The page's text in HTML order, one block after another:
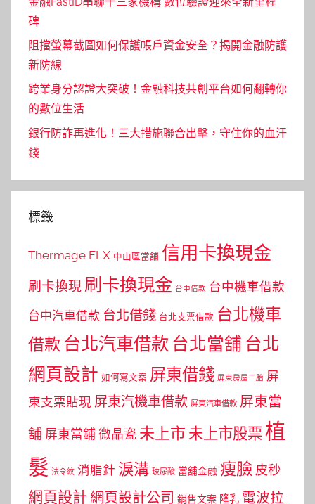
碑
阻擋螢幕截圖如何保護帳戶資金安全？揭開金融防護
新防線
跨業身分認證大突破！金融科技共創平台如何翻轉你
的數位生活
銀行防詐再進化！三大措施聯合出擊，守住你的血汗
錢
標籤
Thermage FLX 中山區當舖 信用卡換現金
刷卡換現 刷卡換現金 台中借款 台中機車借款
台中汽車借款 台北借錢 台北支票借款 台北機車
借款 台北汽車借款 台北當舖 台北
網頁設計 如何寫文案 屏東借錢 屏東房屋二胎 屏
東支票貼現 屏東汽機車借款 屏東汽車借款 屏東當
舖 屏東當鋪 微晶瓷 未上市 未上市股票植
髮 法令紋 消脂針 淚溝 玻尿酸 當舖金融 瘦臉 皮秒
網頁設計 網頁設計公司 銷售文案 隆乳 電波拉